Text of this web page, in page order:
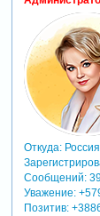
Откуда:Россия
Сообщений:
Уважение:
Позитив: